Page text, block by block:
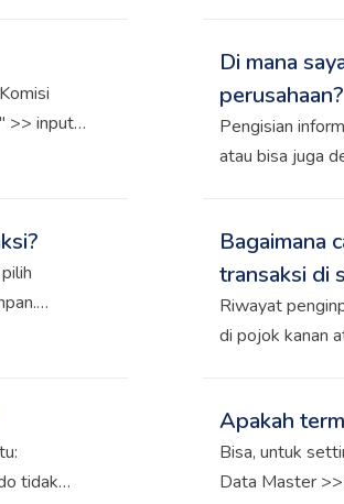
>> input
Di mana
perusahaan?
Pengisian
atau bisa juga
Bagaimana
transaksi di
Riwayat
di pojok kanan
tidak
Apakah
Bisa, untuk
Data Master